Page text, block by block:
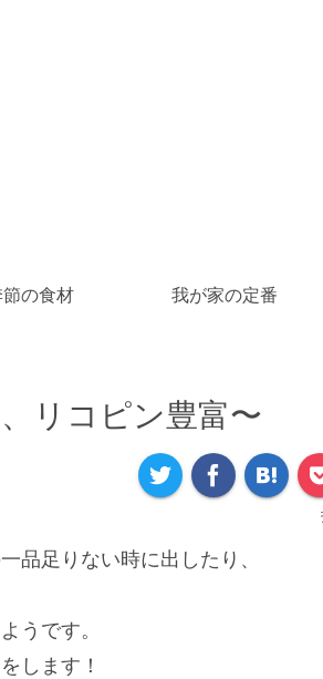
節の食材 我が家の定番
リコピン豊富〜
品足りない時に出したり、
うです。
します！